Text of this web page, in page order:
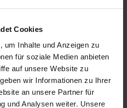
Cookies
um Inhalte und Anzeigen zu
für soziale Medien anbieten
auf unsere Website zu
wir Informationen zu Ihrer
an unsere Partner für
und Analysen weiter. Unsere
als PDF-Datei
in Ruhe ausfüllen
mit in unsere Praxis
erhalten Sie diesen bei
der Praxis.
PDF-DOWNLOAD